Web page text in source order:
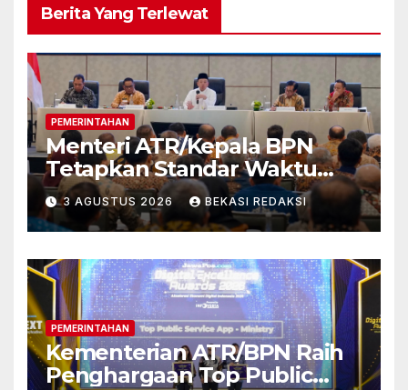
Berita Yang Terlewat
PEMERINTAHAN
Menteri ATR/Kepala BPN
Tetapkan Standar Waktu
Layanan untuk Pengukuran
Tanah dan Peralihan Hak
3 AGUSTUS 2026 BEKASI REDAKSI
PEMERINTAHAN
Kementerian ATR/BPN Raih
Penghargaan Top Public